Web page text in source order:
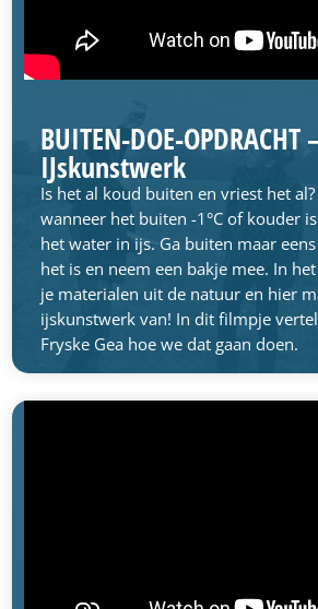
BUITEN-DOE-OPDRACHT
IJskunstwerk
Is het al koud buiten en vriest het
wanneer het buiten -1°C of kouder
het water in ijs. Ga buiten maar
het is en neem een bakje mee. In
je materialen uit de natuur en hier
ijskunstwerk van! In dit filmpje
Fryske Gea hoe we dat gaan doen.